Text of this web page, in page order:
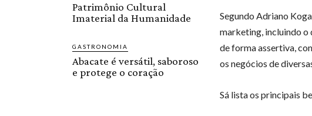
Patrimônio Cultural
Imaterial da Humanidade
GASTRONOMIA
Abacate é versátil, saboroso
e protege o coração
Segundo Adriano
marketing, incluindo o
de forma assertiva,
os negócios de
Sá lista os principais